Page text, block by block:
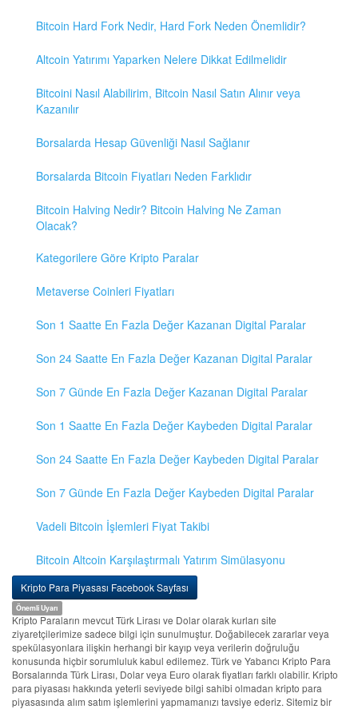
Bitcoin Hard Fork Nedir, Hard Fork Neden Önemlidir?
Altcoin Yatırımı Yaparken Nelere Dikkat Edilmelidir
Bitcoini Nasıl Alabilirim, Bitcoin Nasıl Satın Alınır veya
Kazanılır
Borsalarda Hesap Güvenliği Nasıl Sağlanır
Borsalarda Bitcoin Fiyatları Neden Farklıdır
Bitcoin Halving Nedir? Bitcoin Halving Ne Zaman
Olacak?
Kategorilere Göre Kripto Paralar
Metaverse Coinleri Fiyatları
Son 1 Saatte En Fazla Değer Kazanan Digital Paralar
Son 24 Saatte En Fazla Değer Kazanan Digital Paralar
Son 7 Günde En Fazla Değer Kazanan Digital Paralar
Son 1 Saatte En Fazla Değer Kaybeden Digital Paralar
Son 24 Saatte En Fazla Değer Kaybeden Digital Paralar
Son 7 Günde En Fazla Değer Kaybeden Digital Paralar
Vadeli Bitcoin İşlemleri Fiyat Takibi
Bitcoin Altcoin Karşılaştırmalı Yatırım Simülasyonu
Kripto Para Piyasası Facebook Sayfası
Önemli Uyarı
Kripto Paraların mevcut Türk Lirası ve Dolar olarak kurları site
ziyaretçilerimize sadece bilgi için sunulmuştur. Doğabilecek zararlar veya
spekülasyonlara ilişkin herhangi bir kayıp veya verilerin doğruluğu
konusunda hiçbir sorumluluk kabul edilemez. Türk ve Yabancı Kripto Para
Borsalarında Türk Lirası, Dolar veya Euro olarak fiyatları farklı olabilir. Kripto
para piyasası hakkında yeterli seviyede bilgi sahibi olmadan kripto para
piyasasında alım satım işlemlerini yapmamanızı tavsiye ederiz. Sitemiz bir